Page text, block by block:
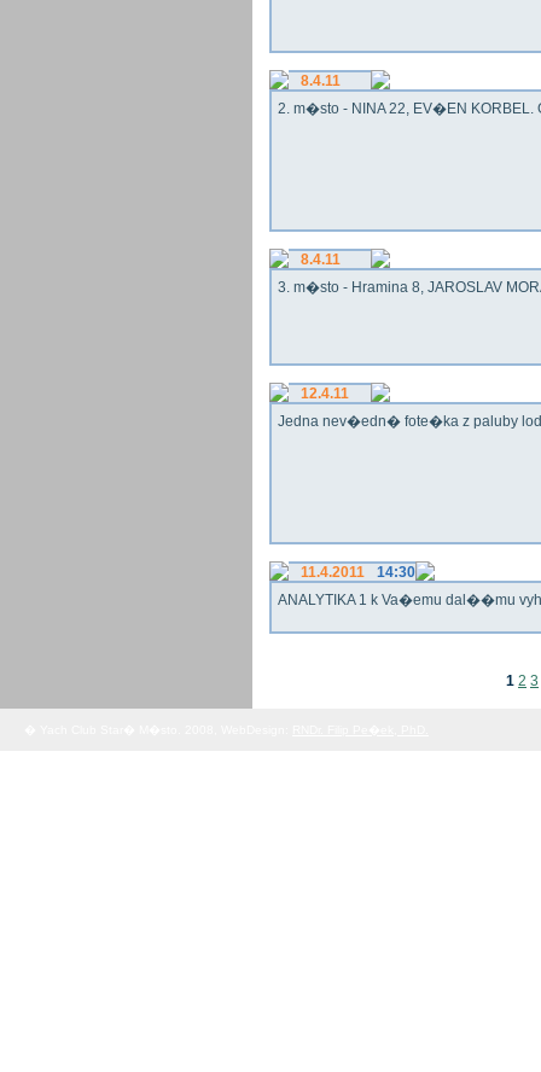
8.4.11
2. m�sto - NINA 22, EV�EN KORBEL.
8.4.11
3. m�sto - Hramina 8, JAROSLAV
12.4.11
Jedna nev�edn� fote�ka z paluby
11.4.2011
14:30
ANALYTIKA 1 k Va�emu dal��mu
1 2 3